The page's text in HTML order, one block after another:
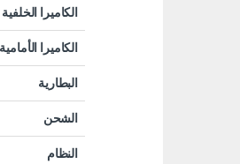
الكاميرا الخلفية
الكاميرا الأمامية
البطارية
الشحن
النظام